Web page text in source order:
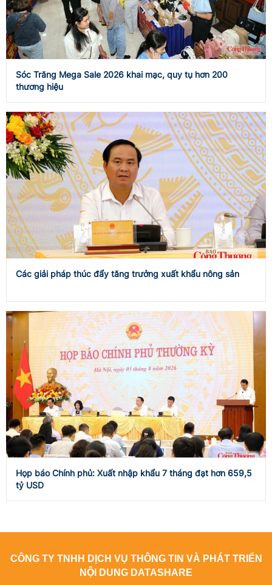
Sóc Trăng Mega Sale 2026 khai mạc, quy tụ hơn 200
thương hiệu
Các giải pháp thúc đẩy tăng trưởng xuất khẩu nông sản
Họp báo Chính phủ: Xuất nhập khẩu 7 tháng đạt hơn 659,5
tỷ USD
CÔNG TY TNHH DỊCH VỤ THÔNG TIN VÀ PHÁT TRIỂN
NỘI DUNG DATASHARE